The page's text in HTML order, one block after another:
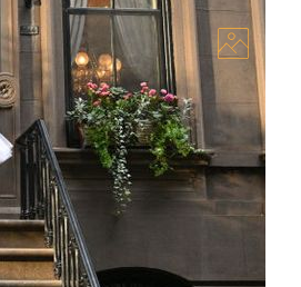
у яких можна
кортіло бодай раз
найбільш атмосферні
12.06.2024